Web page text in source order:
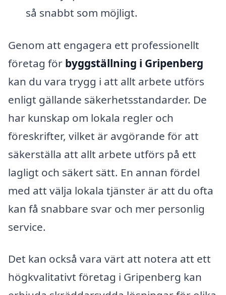
så snabbt som möjligt.
Genom att engagera ett professionellt
företag för byggställning i Gripenberg
kan du vara trygg i att allt arbete utförs
enligt gällande säkerhetsstandarder. De
har kunskap om lokala regler och
föreskrifter, vilket är avgörande för att
säkerställa att allt arbete utförs på ett
lagligt och säkert sätt. En annan fördel
med att välja lokala tjänster är att du ofta
kan få snabbare svar och mer personlig
service.
Det kan också vara värt att notera att ett
högkvalitativt företag i Gripenberg kan